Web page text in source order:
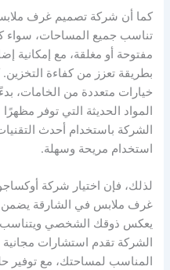
كما أن شركة تصميم غرف
تناسب جميع المساحات،
مفتوحة أو مغلقة، مع إمكانية
بطريقة تعزز من كفاءة
خيارات متعددة من الخامات،
المواد الحديثة التي توفر مظهرًا
الشركة باستخدام أحدث
استخدام مريحة وسهلة.
لذلك، فإن اختيار شركة
غرف ملابس في الشارقة
يعكس ذوقك الشخصي ويتناسب
الشركة تقدم استشارات
المناسب لمساحتك، مع توفير